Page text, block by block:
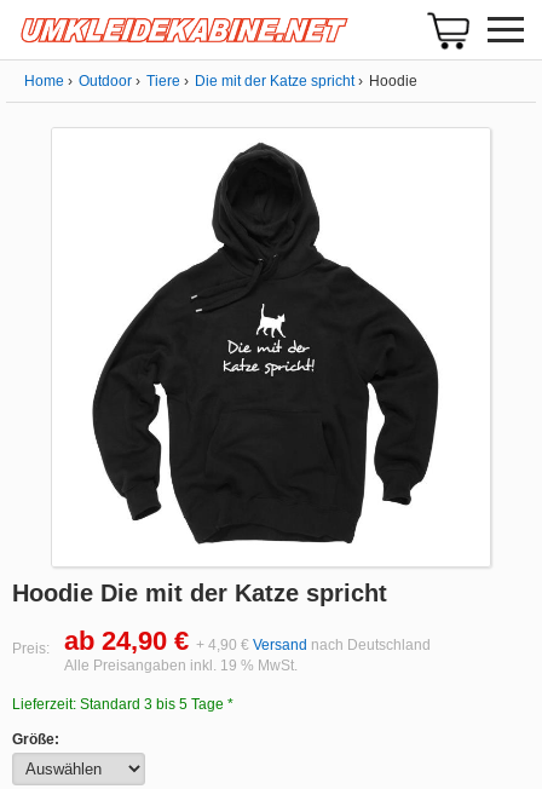
Home Outdoor Tiere Die mit der Katze spricht Hoodie
Hoodie Die mit der Katze spricht
Preis: ab 24,90 € + 4,90 € Versand nach Deutschland
Alle Preisangaben inkl. 19 % MwSt.
Lieferzeit: Standard 3 bis 5 Tage *
Größe: